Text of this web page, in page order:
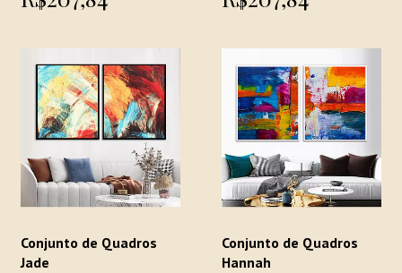
Conjunto de Quadros
Jade
Conjunto de Quadros
Hannah